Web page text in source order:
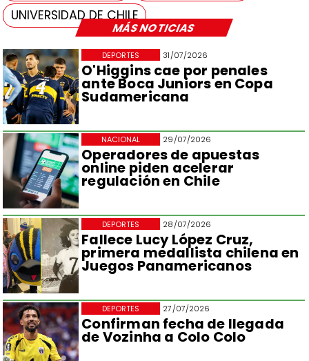
MÁS NOTICIAS
31/07/2026
O'Higgins cae por penales
ante Boca Juniors en Copa
Sudamericana
DEPORTES
29/07/2026
Operadores de apuestas
online piden acelerar
regulación en Chile
NACIONAL
28/07/2026
Fallece Lucy López Cruz,
primera medallista chilena en
Juegos Panamericanos
DEPORTES
27/07/2026
Confirman fecha de llegada
de Vozinha a Colo Colo
DEPORTES
UNIVERSIDAD DE CHILE